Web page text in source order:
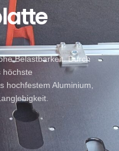
Belastbarkeit. Durch
höchste
hochfestem Aluminium,